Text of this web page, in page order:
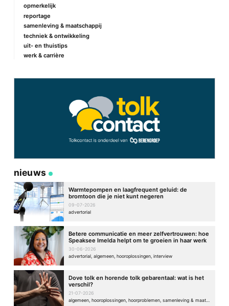
opmerkelijk
reportage
samenleving & maatschappij
techniek & ontwikkeling
uit- en thuistips
werk & carrière
nieuws
Warmtepompen en laagfrequent geluid: de
bromtoon die je niet kunt negeren
09-07-2026
advertorial
Betere communicatie en meer zelfvertrouwen: hoe
Speaksee Imelda helpt om te groeien in haar werk
30-06-2026
advertorial, algemeen, hooroplossingen, interview
Dove tolk en horende tolk gebarentaal: wat is het
verschil?
21-07-2026
algemeen, hooroplossingen, hoorproblemen, samenleving & maatschappij